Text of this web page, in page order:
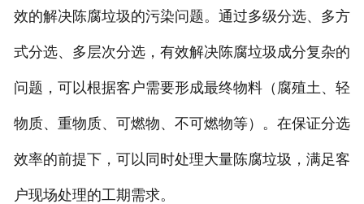
效的解决陈腐垃圾的污染问题。通过多级分选、多方
式分选、多层次分选，有效解决陈腐垃圾成分复杂的
问题，可以根据客户需要形成最终物料（腐殖土、轻
物质、重物质、可燃物、不可燃物等）。在保证分选
效率的前提下，可以同时处理大量陈腐垃圾，满足客
户现场处理的工期需求。